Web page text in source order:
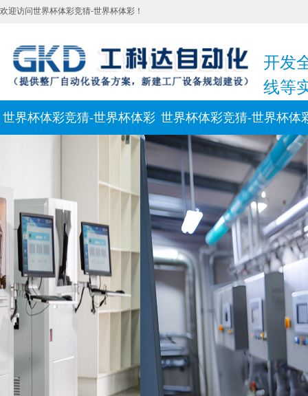
世界杯体彩竞猜-世界杯体彩 世界杯体彩竞猜-世界杯体
联系我们
欢迎访问世界杯体彩竞猜-世界杯体彩！
开发
线等